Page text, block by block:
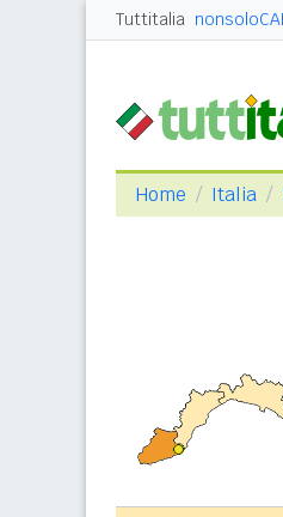
Tuttitalia
Home Italia